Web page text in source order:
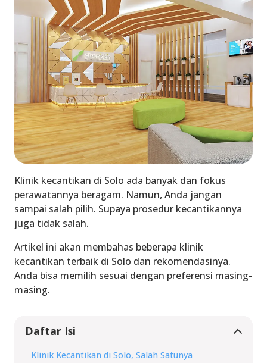
Klinik kecantikan di Solo ada banyak dan fokus
perawatannya beragam. Namun, Anda jangan
sampai salah pilih. Supaya prosedur kecantikannya
juga tidak salah.
Artikel ini akan membahas beberapa klinik
kecantikan terbaik di Solo dan rekomendasinya.
Anda bisa memilih sesuai dengan preferensi masing-
masing.
Daftar Isi
Klinik Kecantikan di Solo, Salah Satunya